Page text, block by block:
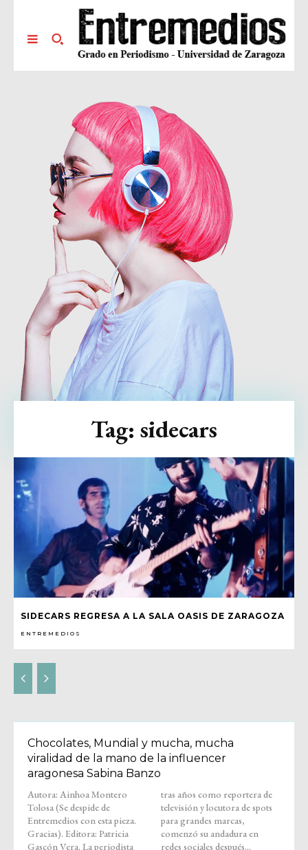
SIDECARS REGRESA A LA SALA OASIS DE ZARAGOZA
ENTREMEDIOS
Tag: sidecars
Chocolates, Mundial y mucha, mucha
viralidad de la mano de la influencer
aragonesa Sabina Banzo
Autora: Ainhoa Montero
Tolosa (Se despide de
Entremedios con esta pieza.
Gracias). Editora: Patricia
Gascón Vera. La periodista
tras años como reportera de
televisión y locutora de spots
para grandes marcas,
comenzó su andadura en
redes sociales después...